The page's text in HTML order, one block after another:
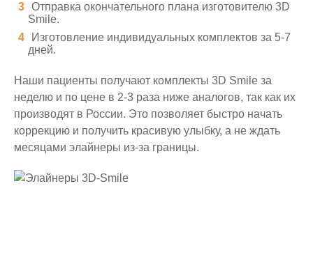
Отправка окончательного плана изготовителю 3D
Smile.
Изготовление индивидуальных комплектов за 5-7
дней.
Наши пациенты получают комплекты 3D Smile за
неделю и по цене в 2-3 раза ниже аналогов, так как их
производят в России. Это позволяет быстро начать
коррекцию и получить красивую улыбку, а не ждать
месяцами элайнеры из-за границы.